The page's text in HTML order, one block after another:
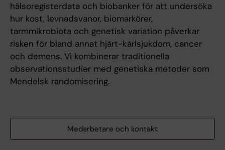
hälsoregisterdata och biobanker för att undersöka
hur kost, levnadsvanor, biomarkörer,
tarmmikrobiota och genetisk variation påverkar
risken för bland annat hjärt-kärlsjukdom, cancer
och demens. Vi kombinerar traditionella
observationsstudier med genetiska metoder som
Mendelsk randomisering.
Medarbetare och kontakt